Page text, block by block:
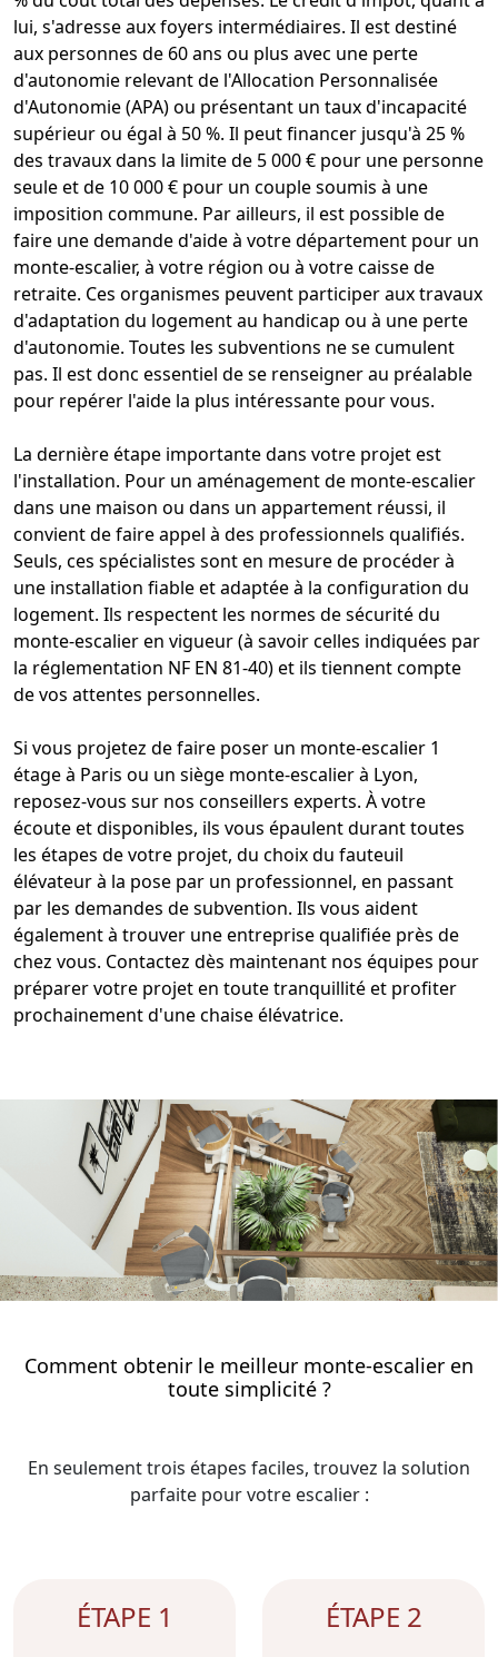
lui, s'adresse aux foyers intermédiaires. Il est destiné
aux personnes de 60 ans ou plus avec une perte
d'autonomie relevant de l'Allocation Personnalisée
d'Autonomie (APA) ou présentant un taux d'incapacité
supérieur ou égal à 50 %. Il peut financer jusqu'à 25 %
des travaux dans la limite de 5 000 € pour une personne
seule et de 10 000 € pour un couple soumis à une
imposition commune. Par ailleurs, il est possible de
faire une demande d'aide à votre département pour un
monte-escalier, à votre région ou à votre caisse de
retraite. Ces organismes peuvent participer aux travaux
d'adaptation du logement au handicap ou à une perte
d'autonomie. Toutes les subventions ne se cumulent
pas. Il est donc essentiel de se renseigner au préalable
pour repérer l'aide la plus intéressante pour vous.
La dernière étape importante dans votre projet est
l'installation. Pour un aménagement de monte-escalier
dans une maison ou dans un appartement réussi, il
convient de faire appel à des professionnels qualifiés.
Seuls, ces spécialistes sont en mesure de procéder à
une installation fiable et adaptée à la configuration du
logement. Ils respectent les normes de sécurité du
monte-escalieren vigueur (à savoir celles indiquées par
la réglementation NF EN 81-40) et ils tiennent compte
de vos attentes personnelles.
Si vous projetez de faire poser un monte-escalier 1
étage à Paris ou un siège monte-escalier à Lyon,
reposez-vous sur nos conseillers experts. À votre
écoute et disponibles, ils vous épaulent durant toutes
les étapes de votre projet, du choix du fauteuil
élévateur à la pose par un professionnel, en passant
par les demandes de subvention. Ils vous aident
également à trouver une entreprise qualifiée près de
chez vous. Contactez dès maintenant nos équipes pour
préparer votre projet en toute tranquillité et profiter
prochainement d'une chaise élévatrice.
Comment obtenir le meilleur monte-escalier en
toute simplicité ?
En seulement trois étapes faciles, trouvez la solution
parfaite pour votre escalier :
ÉTAPE 1 ÉTAPE 2